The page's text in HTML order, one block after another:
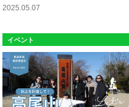
2025.05.07
イベント